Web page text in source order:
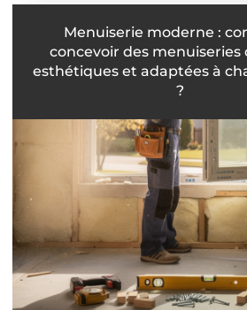
Menuiserie moderne :
concevoir des menuiseries
esthétiques et adaptées à
?